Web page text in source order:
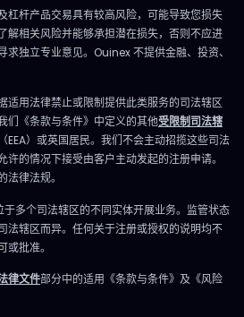
杠杆产品交易具有较高风险，可能导致您损失
解相关风险并能够承担潜在损失，否则不应进
求独立专业意见。Ouinex 不提供金融、投资、
适用法律禁止或限制提供此类服务的司法辖区
们《条款与条件》中定义的其他受限制司法辖
EEA）或英国居民。我们不会主动招揽这些司法
的情况下接受由客户主动发起的注册申请。
律法规。
多个司法辖区的不同实体开展业务。监管状态
法辖区而异。任何关于注册或授权的说明均不
批准。
律文件部分中的适用《条款与条件》及《风险